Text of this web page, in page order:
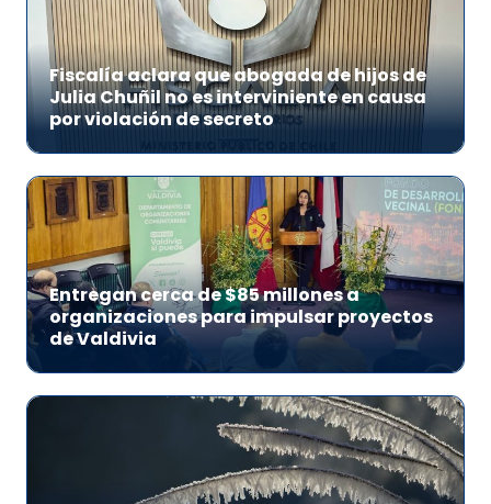
Fiscalía aclara que abogada de hijos de
Julia Chuñil no es interviniente en causa
por violación de secreto
Entregan cerca de $85 millones a
organizaciones para impulsar proyectos
de Valdivia